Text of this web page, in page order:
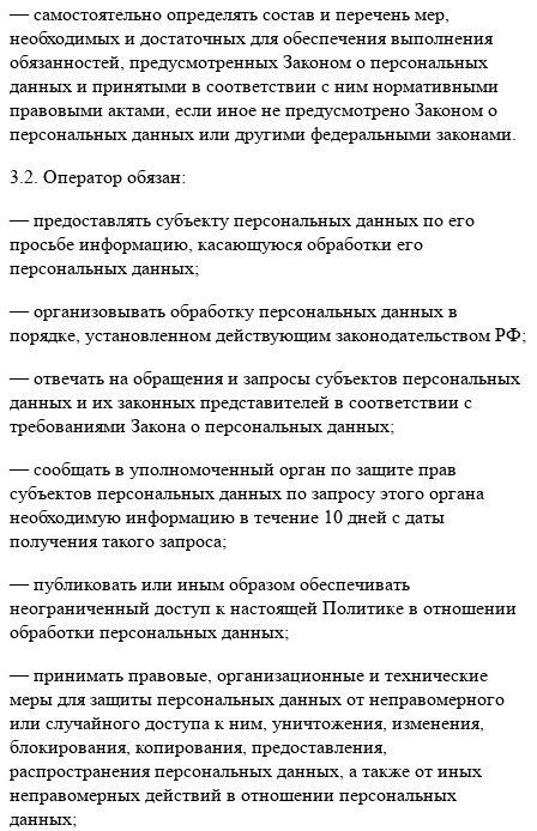
— самостоятельно определять состав и перечень мер,
необходимых и достаточных для обеспечения выполнения
обязанностей, предусмотренных Законом о персональных
данных и принятыми в соответствии с ним нормативными
правовыми актами, если иное не предусмотрено Законом о
персональных данных или другими федеральными законами.
3.2. Оператор обязан:
— предоставлять субъекту персональных данных по его
просьбе информацию, касающуюся обработки его
персональных данных;
— организовывать обработку персональных данных в
порядке, установленном действующим законодательством РФ;
— отвечать на обращения и запросы субъектов персональных
данных и их законных представителей в соответствии с
требованиями Закона о персональных данных;
— сообщать в уполномоченный орган по защите прав
субъектов персональных данных по запросу этого органа
необходимую информацию в течение 10 дней с даты
получения такого запроса;
— публиковать или иным образом обеспечивать
неограниченный доступ к настоящей Политике в отношении
обработки персональных данных;
— принимать правовые, организационные и технические
меры для защиты персональных данных от неправомерного
или случайного доступа к ним, уничтожения, изменения,
блокирования, копирования, предоставления,
распространения персональных данных, а также от иных
неправомерных действий в отношении персональных
данных;